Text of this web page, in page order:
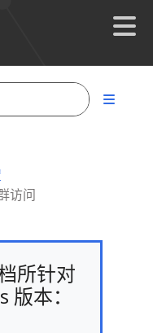
访问
所针对
本：